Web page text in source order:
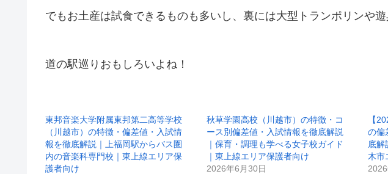
でもお土産は試食できるものも多いし、裏には大型トランポリンや遊
道の駅巡りおもしろいよね！
東邦音楽大学附属東邦第二高等学校
（川越市）の特徴・偏差値・入試情
報を徹底解説｜上福岡駅からバス圏
内の音楽科専門校｜東上線エリア保
護者向け
秋草学園高校（川越市）の特徴・コ
ース別偏差値・入試情報を徹底解説
｜保育・調理も学べる女子校ガイド
｜東上線エリア保護者向け
2026年6月30日
【
の偏
底解
木市